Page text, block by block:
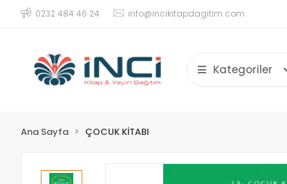
0232 484 46 24 info@incikitapdagitim.com
Kategoriler
Ana Sayfa ÇOCUK KİTABI